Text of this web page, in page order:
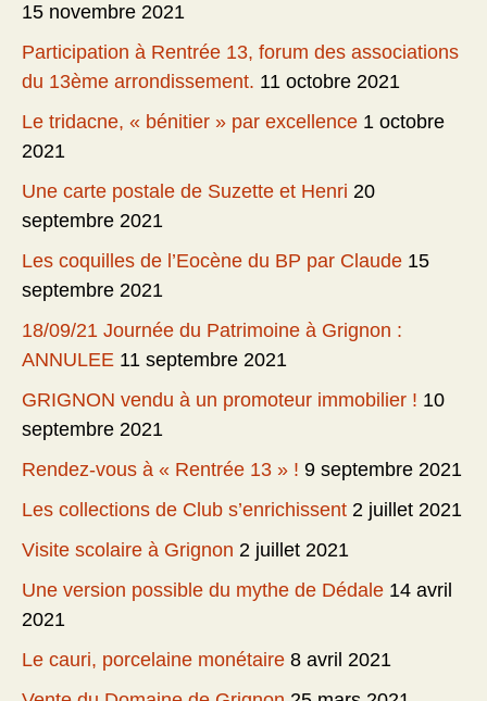
15 novembre 2021
Participation à Rentrée 13, forum des associations
du 13ème arrondissement. 11 octobre 2021
Le tridacne, « bénitier » par excellence 1 octobre
2021
Une carte postale de Suzette et Henri 20
septembre 2021
Les coquilles de l’Eocène du BP par Claude 15
septembre 2021
18/09/21 Journée du Patrimoine à Grignon :
ANNULEE 11 septembre 2021
GRIGNON vendu à un promoteur immobilier ! 10
septembre 2021
Rendez-vous à « Rentrée 13 » ! 9 septembre 2021
Les collections de Club s’enrichissent 2 juillet 2021
Visite scolaire à Grignon 2 juillet 2021
Une version possible du mythe de Dédale 14 avril
2021
Le cauri, porcelaine monétaire 8 avril 2021